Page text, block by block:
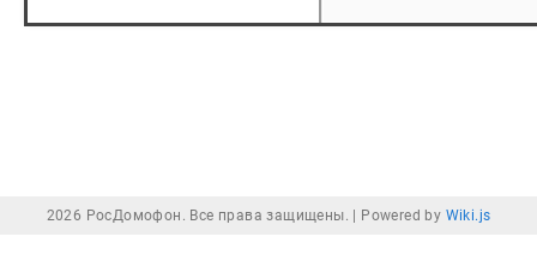
2026 РосДомофон. Все права защищены. | Powered by Wiki.js